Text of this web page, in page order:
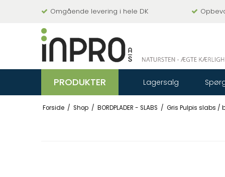
Omgående levering i hele DK
PRODUKTER Lagersalg
Forside / Shop / BORDPLADER - SLABS / Gris Pulpis slabs /